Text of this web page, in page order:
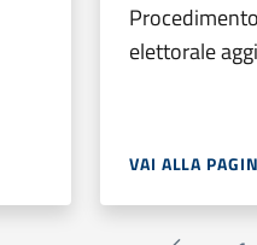
elettorale
VAI ALLA